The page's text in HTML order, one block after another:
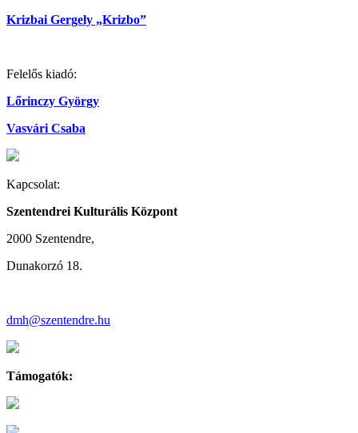
Krizbai Gergely „Krizbo”
Felelős kiadó:
Lőrinczy György
Vasvári Csaba
Kapcsolat:
Szentendrei Kulturális Központ
2000 Szentendre,
Dunakorzó 18.
dmh@szentendre.hu
Támogatók: